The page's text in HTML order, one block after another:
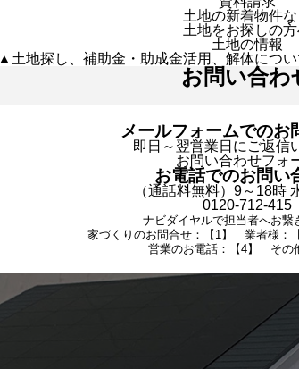
土地の新着物件
土地をお探しの
土地の情報
▲土地探し、補助金・助成金活用、解体につい
お問い合わ
メールフォームでのお
即日～翌営業日にご返信
お問い合わせフォ
お電話でのお問い
（通話料無料）9～18時
0120-712-415
ナビダイヤルで担当者へお繋
家づくりのお問合せ：【1】 業者様：
営業のお電話：【4】 その